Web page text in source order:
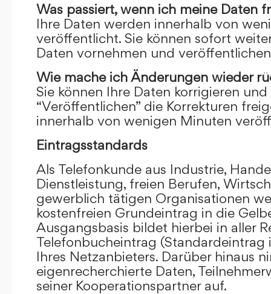
Was passiert, wenn ich meine Daten
Ihre Daten werden innerhalb von
veröffentlicht. Sie können sofort
Daten vornehmen und
Wie mache ich Änderungen wieder
Sie können Ihre Daten korrigieren
“Veröffentlichen” die Korrekturen
innerhalb von wenigen Minuten
Eintragsstandards
Als Telefonkunde aus Industrie,
Dienstleistung, freien Berufen,
gewerblich tätigen Organisationen
kostenfreien Grundeintrag in die
Ausgangsbasis bildet hierbei in aller
Telefonbucheintrag (Standardeintrag
Ihres Netzanbieters. Darüber hinaus
eigenrecherchierte Daten,
seiner Kooperationspartner auf.